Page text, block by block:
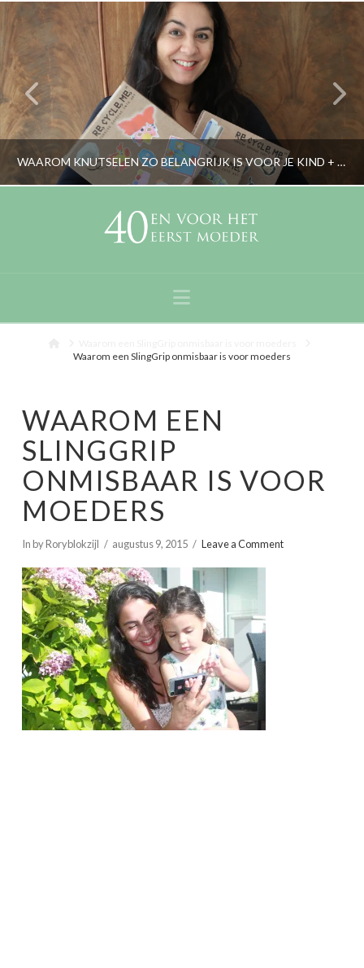
WAAROM KNUTSELEN ZO BELANGRIJK IS VOOR JE KIND + WINACTIE RE-CYCLE-ME BOXEN
RORYBLOKZIJL
Navigation
Waarom een SlingGrip onmisbaar is voor moeders
WAAROM EEN
SLINGGRIP
ONMISBAAR IS VOOR
MOEDERS
In by Roryblokzijl augustus 9, 2015 Leave a Comment